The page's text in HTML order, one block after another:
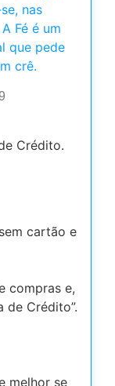
nas
Fé é um
que pede
crê.
Crédito.
cartão e
compras e,
de Crédito”.
melhor se